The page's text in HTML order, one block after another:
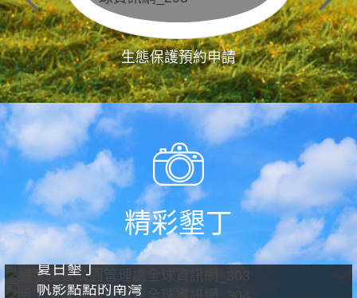
生態保護預約申請
精彩墾丁
夏日墾丁
帆影點點的南灣